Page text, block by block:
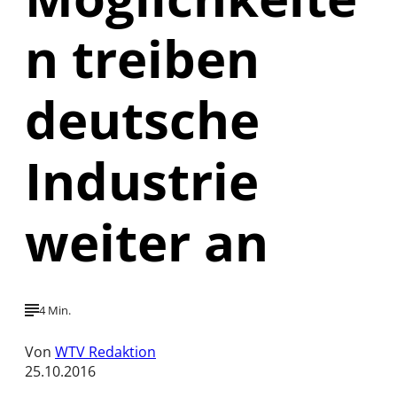
n treiben
deutsche
Industrie
weiter an
4 Min.
Von WTV Redaktion
25.10.2016